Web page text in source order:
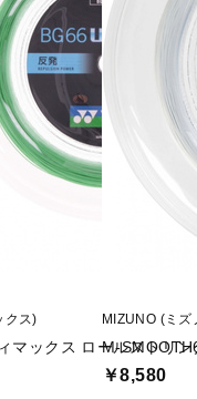
クス)
マックス ロールストリン
MIZUNO (ミズ
M-
￥8,580